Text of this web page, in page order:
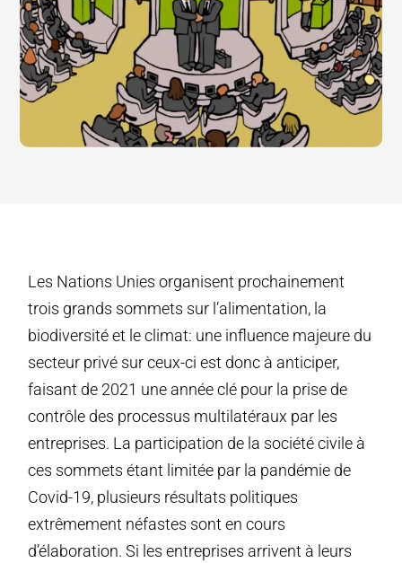
Les Nations Unies organisent prochainement
trois grands sommets sur l’alimentation, la
biodiversité et le climat: une influence majeure du
secteur privé sur ceux-ci est donc à anticiper,
faisant de 2021 une année clé pour la prise de
contrôle des processus multilatéraux par les
entreprises. La participation de la société civile à
ces sommets étant limitée par la pandémie de
Covid-19, plusieurs résultats politiques
extrêmement néfastes sont en cours
d’élaboration. Si les entreprises arrivent à leurs